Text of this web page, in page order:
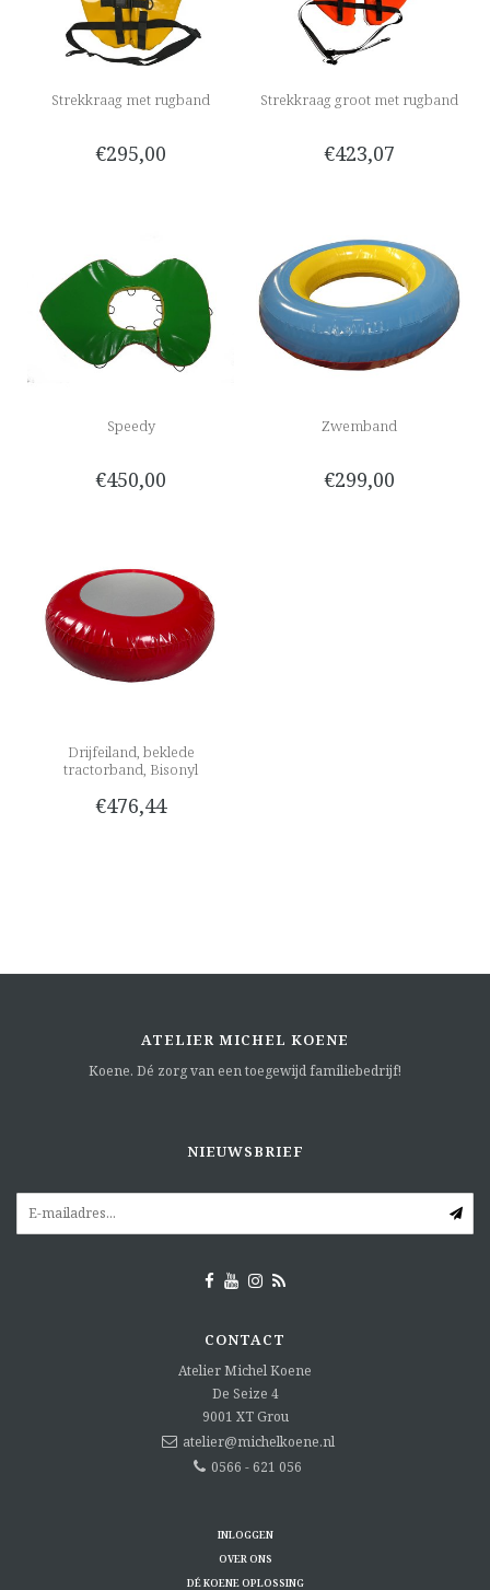
Strekkraag met rugband
€295,00
Strekkraag groot met rugband
€423,07
Speedy
€450,00
Zwemband
€299,00
Drijfeiland, beklede
tractorband, Bisonyl
€476,44
ATELIER MICHEL KOENE
Koene. Dé zorg van een toegewijd familiebedrijf!
NIEUWSBRIEF
CONTACT
Atelier Michel Koene
De Seize 4
9001 XT Grou
atelier@michelkoene.nl
0566 - 621 056
INLOGGEN
OVER ONS
DÉ KOENE OPLOSSING